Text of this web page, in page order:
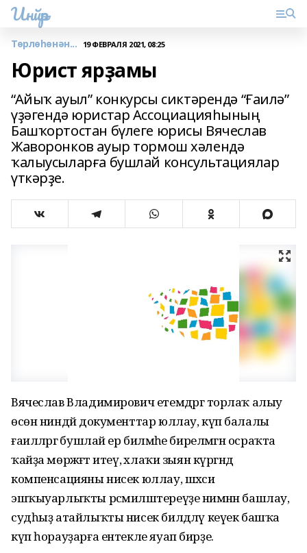
Инйәр
Төрлөһөнән... 19 ФЕВРАЛЯ 2021, 08:25
Юрист ярҙамы
“Айыҡ ауыл” конкурсы сиктәрендә “Ғаилә”
үҙәгендә юристар Ассоциацияһының
Башҡортостан бүлеге юрисы Вячеслав
Жаворонков ауыр тормош хәлендә
ҡалыусыларға бушлай консультациялар
үткәрҙе.
Вячеслав Владимирович етемдәргә торлаҡ алыу
өсөн ниндәй документтар юллау, күп балалы
ғаиләләргә бушлай ер биләмәһе бирелмәгән осраҡта
ҡайҙа мөрәжәғәт итеү, әхлаҡи зыян күргәндә
компенсацияны нисек юллау, шәхси
эшҡыуарлыҡты рәсмиләштереүҙе нимәнән башлау,
судһыҙ атайлыҡты нисек билдәләү кеүек башҡа
күп һорауҙарға ентекле яуап бирҙе.